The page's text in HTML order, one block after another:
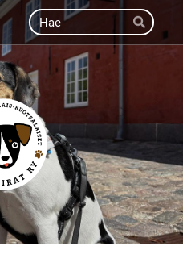
Haku
Hae
Suomen Tanskalais-